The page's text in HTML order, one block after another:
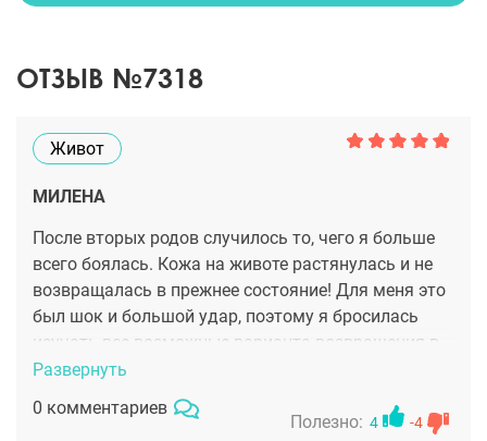
ОТЗЫВ №7318
Живот
МИЛЕНА
После вторых родов случилось то, чего я больше
всего боялась. Кожа на животе растянулась и не
возвращалась в прежнее состояние! Для меня это
был шок и большой удар, поэтому я бросилась
изучать все возможные варианта возвращения в
прежнюю форму. Благо, моя близкая подруга,
которая уже сталкивалась с таким в своей жизни,
сразу сказала мне: «Спорт и масло для тела тебе
Развернуть
0 комментариев
Полезно: 4 -4